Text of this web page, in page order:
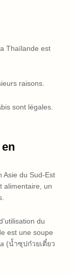
Thaïlande est
raisons.
sont légales.
Asie du Sud-Est
alimentaire, un
du
est une soupe
(น้ำซุปก๋วยเตี๋ยว